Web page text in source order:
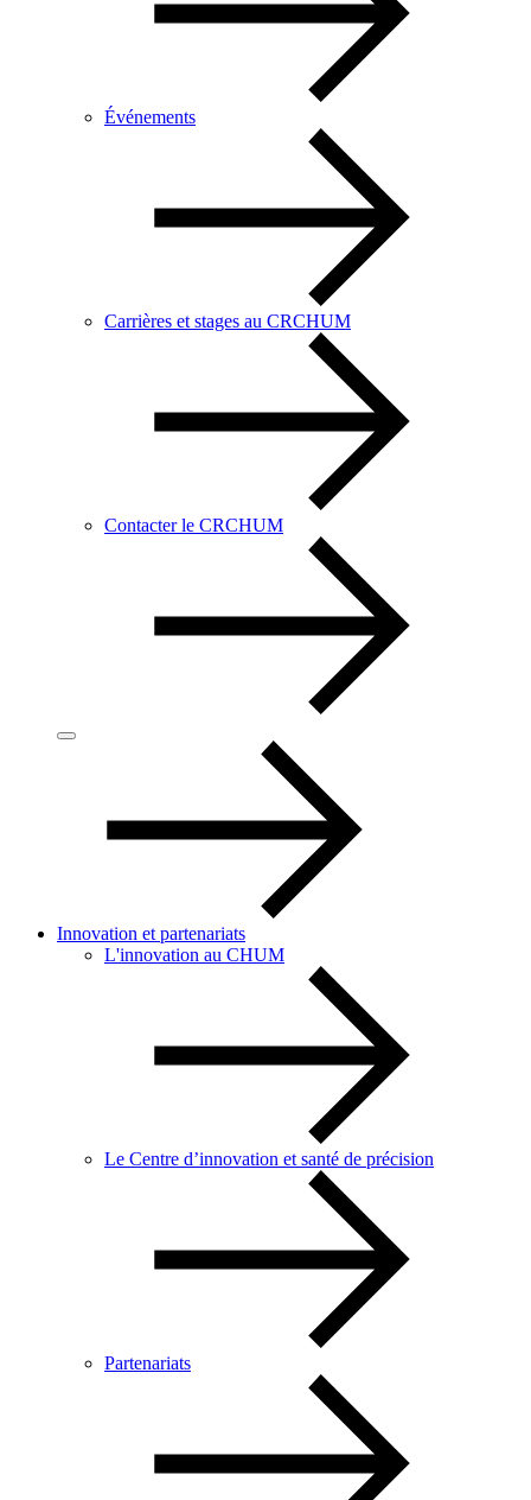
Événements
Carrières et stages au CRCHUM
Contacter le CRCHUM
Innovation et partenariats
L'innovation au CHUM
Le Centre d’innovation et santé de précision
Partenariats